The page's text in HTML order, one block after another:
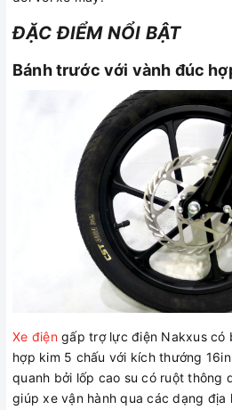
ĐẶC ĐIỂM NỔI BẬT
Bánh trước với vành đúc
Xe điệngấp trợ lực điện Nakxus có
hợp kim 5 chấu với kích thướng
quanh bởi lốp cao su có ruột thông
giúp xe vận hành qua các dạng địa